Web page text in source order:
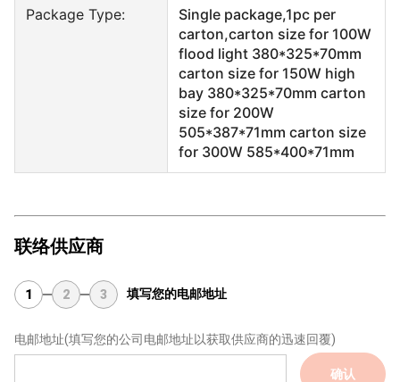
Package Type:
Single package,1pc per
carton,carton size for 100W
flood light 380*325*70mm
carton size for 150W high
bay 380*325*70mm carton
size for 200W
505*387*71mm carton size
for 300W 585*400*71mm
联络供应商
1 2 3 填写您的电邮地址
电邮地址(填写您的公司电邮地址以获取供应商的迅速回覆)
确认